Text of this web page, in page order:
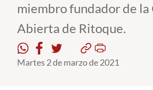
Estudiantes
Académicos
Funcionarios
miembro fundador de la
Abierta de Ritoque.
Martes 2 de marzo de 2021